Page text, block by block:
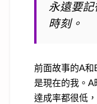
永遠要記
時刻。
前面故事的A和
是現在的我。 A
達成率都很低